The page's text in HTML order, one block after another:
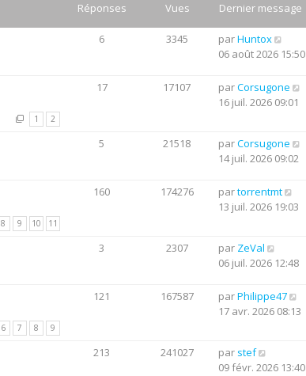
Réponses Vues Dernier message
6 3345 parHuntox
06 août 2026 15:50
1 2
17 17107 parCorsugone
16 juil. 2026 09:01
5 21518 parCorsugone
14 juil. 2026 09:02
8 9 10 11
160 174276 partorrentmt
13 juil. 2026 19:03
3 2307 par ZeVal
06 juil. 2026 12:48
6 7 8 9
121 167587 parPhilippe47
17 avr. 2026 08:13
213 241027 par stef
09 févr. 2026 13:40